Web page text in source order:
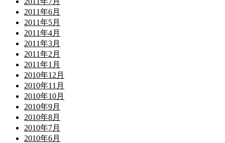
2011年6月
2011年5月
2011年4月
2011年3月
2011年2月
2011年1月
2010年12月
2010年11月
2010年10月
2010年9月
2010年8月
2010年7月
2010年6月